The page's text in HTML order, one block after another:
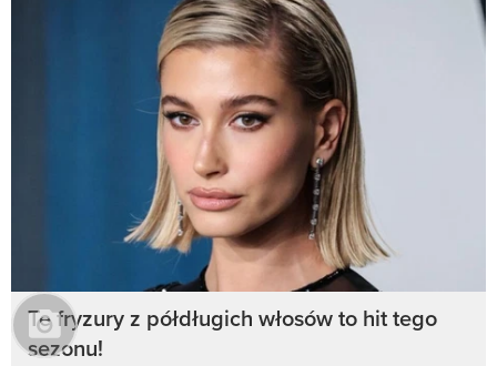
Te fryzury z półdługich włosów to hit tego
sezonu!